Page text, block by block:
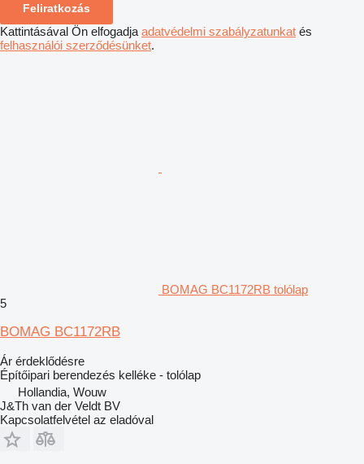
Feliratkozás
Kattintásával Ön elfogadja adatvédelmi szabályzatunkat és
felhasználói szerződésünket.
BOMAG BC1172RB tolólap
5
BOMAG BC1172RB
Ár érdeklődésre
Építőipari berendezés kelléke - tolólap
Hollandia, Wouw
J&Th van der Veldt BV
Kapcsolatfelvétel az eladóval